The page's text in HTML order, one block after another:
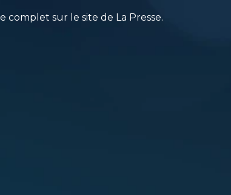
complet sur le site de La Presse.